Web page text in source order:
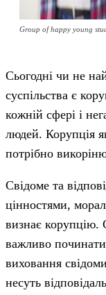
Group of happy young
Сьогодні чи не
суспільства є
кожній сфері і
людей. Корупція
потрібно
Свідоме та
цінностями,
визнає корупцію.
важливо
виховання
несуть